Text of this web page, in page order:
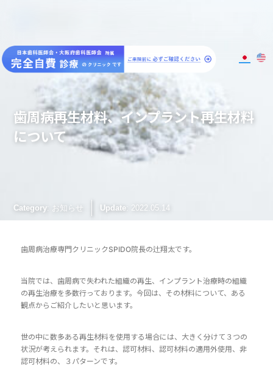
歯周病再生材料、インプラント再生材料
について
Category: お知らせ Update: 2022.05.14
歯周病治療専門クリニックSPIDO院長の辻翔太です。
当院では、歯周病で失われた組織の再生、インプラント治療時の組織
の再生治療を多数行っております。今回は、その材料について、ある
観点からご紹介したいと思います。
世の中に数多ある再生材料を使用する場合には、大きく分けて３つの
状況が考えられます。それは、認可材料、認可材料の適用外使用、非
認可材料の、３パターンです。